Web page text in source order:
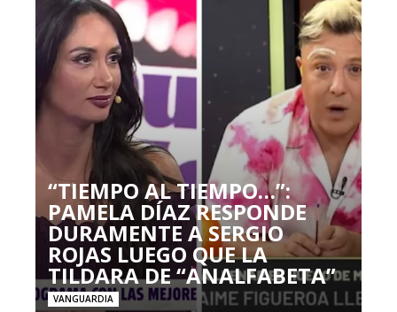
“TIEMPO AL TIEMPO…”:
PAMELA DÍAZ RESPONDE
DURAMENTE A SERGIO
ROJAS LUEGO QUE LA
TILDARA DE “ANALFABETA”
VANGUARDIA